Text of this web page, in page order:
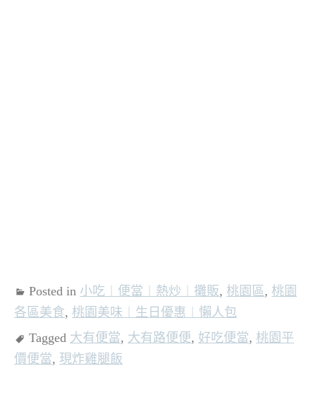
Posted in 小吃︱便當︱熱炒︱攤販, 桃園區 , 桃園
各區美食, 桃園美味︱生日優惠︱懶人包
Tagged 大有便當, 大有路便便, 好吃便當, 桃園平
價便當, 現炸雞腿飯